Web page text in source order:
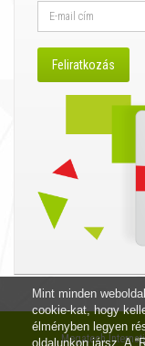
Mint minden
cookie-kat, hogy
élményben legyen
oldalunkon jársz. A
Megatech